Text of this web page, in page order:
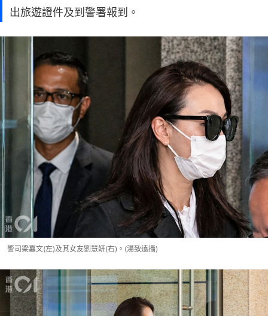
出旅遊證件及到警署報到。
警司梁嘉文(左)及其女友劉慧妍(右)。(湯致遠攝)